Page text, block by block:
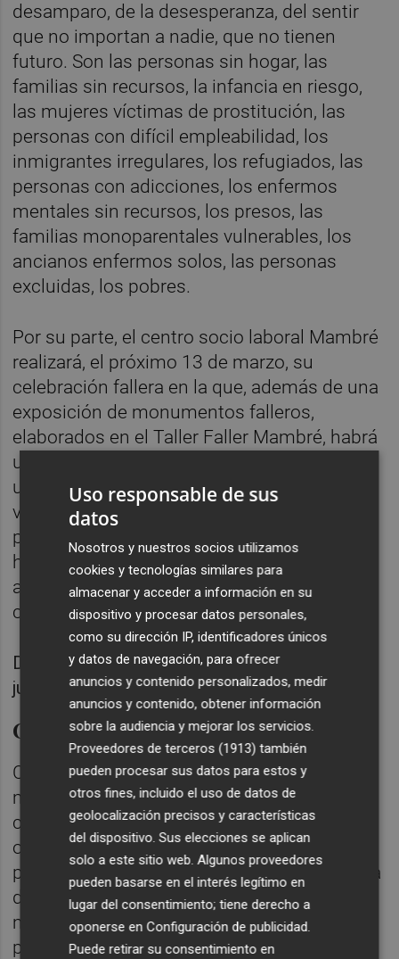
desamparo, de la desesperanza, del sentir
que no importan a nadie, que no tienen
futuro. Son las personas sin hogar, las
familias sin recursos, la infancia en riesgo,
las mujeres víctimas de prostitución, las
personas con difícil empleabilidad, los
inmigrantes irregulares, los refugiados, las
personas con adicciones, los enfermos
mentales sin recursos, los presos, las
familias monoparentales vulnerables, los
ancianos enfermos solos, las personas
excluidas, los pobres.
Por su parte, el centro socio laboral Mambré
realizará, el próximo 13 de marzo, su
celebración fallera en la que, además de una
exposición de monumentos falleros,
elaborados en el Taller Faller Mambré, habrá
una merienda con xocolatà y buñuelos, en
un acto al que están invitadas las personas
voluntarias y participantes de los diversos
programas de Cáritas Diocesana. Y si
hablamos de xocolatá, ¿por qué no
apostamos por chocolate y cacao de
comercio justo?
Dos niños degustan chocolate de comercio
justo.
Chocolate de comercio justo
Con motivo de celebración de las fallas,
muchos centros educativos quieren
contribuir a construir un mundo más justo
organizando la tradicional Xocolatà con
productos como el cacao y azúcar de panela
de comercio justo, optando por un modelo
más ético, humano, social y ecológico con
productos de gran calidad.
Uso responsable de sus
datos
Nosotros y nuestros socios utilizamos
cookies y tecnologías similares para
almacenar y acceder a información en su
dispositivo y procesar datos personales,
como su dirección IP, identificadores únicos
y datos de navegación, para ofrecer
anuncios y contenido personalizados, medir
anuncios y contenido, obtener información
sobre la audiencia y mejorar los servicios.
Proveedores de terceros (1913) también
pueden procesar sus datos para estos y
otros fines, incluido el uso de datos de
geolocalización precisos y características
del dispositivo. Sus elecciones se aplican
solo a este sitio web. Algunos proveedores
pueden basarse en el interés legítimo en
lugar del consentimiento; tiene derecho a
oponerse enConfiguración de publicidad
Puede retirar su consentimiento en